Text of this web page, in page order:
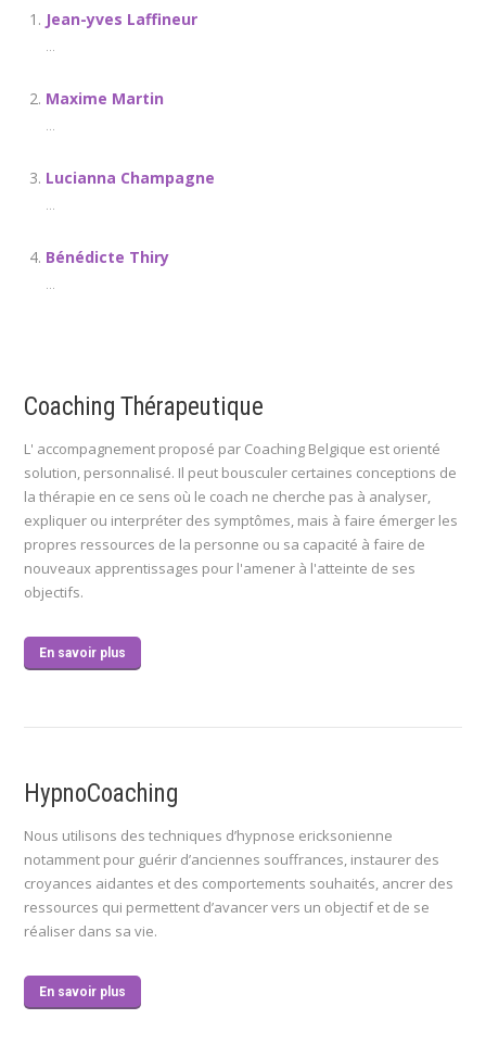
Jean-yves Laffineur
...
Maxime Martin
...
Lucianna Champagne
...
Bénédicte Thiry
...
Coaching Thérapeutique
L' accompagnement proposé par Coaching Belgique est orienté
solution, personnalisé. Il peut bousculer certaines conceptions de
la thérapie en ce sens où le coach ne cherche pas à analyser,
expliquer ou interpréter des symptômes, mais à faire émerger les
propres ressources de la personne ou sa capacité à faire de
nouveaux apprentissages pour l'amener à l'atteinte de ses
objectifs.
En savoir plus
HypnoCoaching
Nous utilisons des techniques d’hypnose ericksonienne
notamment pour guérir d’anciennes souffrances, instaurer des
croyances aidantes et des comportements souhaités, ancrer des
ressources qui permettent d’avancer vers un objectif et de se
réaliser dans sa vie.
En savoir plus